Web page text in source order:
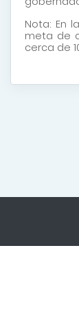
Nota: En
meta de
cerca de